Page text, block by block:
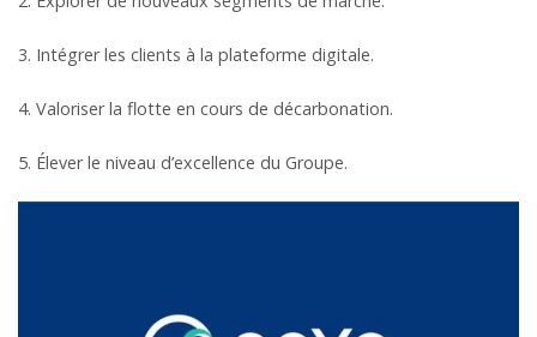
3. Intégrer les clients à la plateforme digitale.
4. Valoriser la flotte en cours de décarbonation.
5. Élever le niveau d’excellence du Groupe.